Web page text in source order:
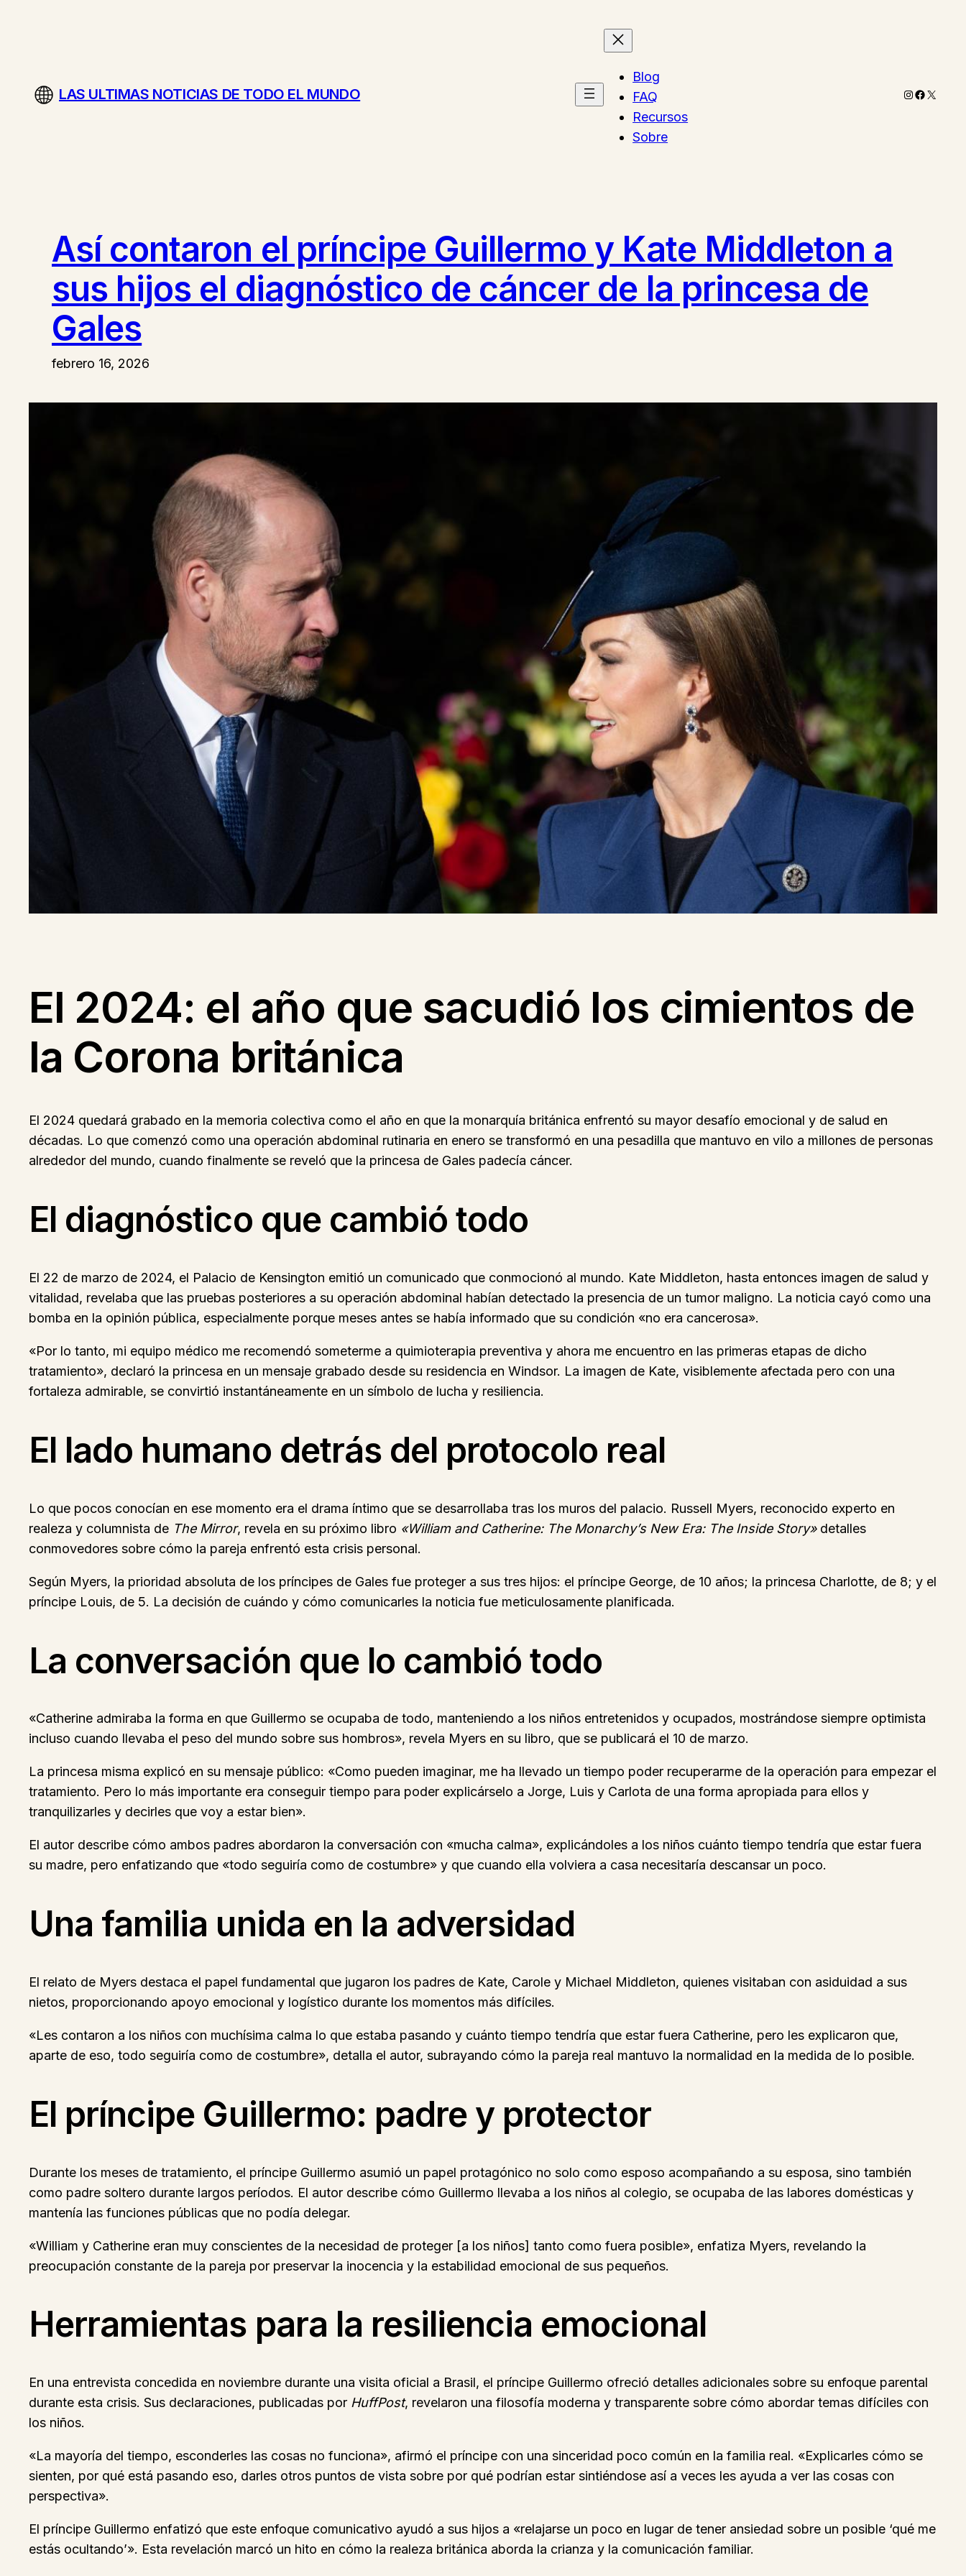
LAS ULTIMAS NOTICIAS DE TODO EL MUNDO
Blog
FAQ
Recursos
Sobre
Instagram
X
Así contaron el príncipe Guillermo y Kate Middleton a
sus hijos el diagnóstico de cáncer de la princesa de
Gales
febrero 16, 2026
El 2024: el año que sacudió los cimientos de
la Corona británica
El 2024 quedará grabado en la memoria colectiva como el año en que la monarquía británica enfrentó su mayor desafío emocional y de salud en
décadas. Lo que comenzó como una operación abdominal rutinaria en enero se transformó en una pesadilla que mantuvo en vilo a millones de personas
alrededor del mundo, cuando finalmente se reveló que la princesa de Gales padecía cáncer.
El diagnóstico que cambió todo
El 22 de marzo de 2024, el Palacio de Kensington emitió un comunicado que conmocionó al mundo. Kate Middleton, hasta entonces imagen de salud y
vitalidad, revelaba que las pruebas posteriores a su operación abdominal habían detectado la presencia de un tumor maligno. La noticia cayó como una
bomba en la opinión pública, especialmente porque meses antes se había informado que su condición «no era cancerosa».
«Por lo tanto, mi equipo médico me recomendó someterme a quimioterapia preventiva y ahora me encuentro en las primeras etapas de dicho
tratamiento», declaró la princesa en un mensaje grabado desde su residencia en Windsor. La imagen de Kate, visiblemente afectada pero con una
fortaleza admirable, se convirtió instantáneamente en un símbolo de lucha y resiliencia.
El lado humano detrás del protocolo real
Lo que pocos conocían en ese momento era el drama íntimo que se desarrollaba tras los muros del palacio. Russell Myers, reconocido experto en
realeza y columnista de The Mirror, revela en su próximo libro «William and Catherine: The Monarchy’s New Era: The Inside Story»detalles
conmovedores sobre cómo la pareja enfrentó esta crisis personal.
Según Myers, la prioridad absoluta de los príncipes de Gales fue proteger a sus tres hijos: el príncipe George, de 10 años; la princesa Charlotte, de 8; y el
príncipe Louis, de 5. La decisión de cuándo y cómo comunicarles la noticia fue meticulosamente planificada.
La conversación que lo cambió todo
«Catherine admiraba la forma en que Guillermo se ocupaba de todo, manteniendo a los niños entretenidos y ocupados, mostrándose siempre optimista
incluso cuando llevaba el peso del mundo sobre sus hombros», revela Myers en su libro, que se publicará el 10 de marzo.
La princesa misma explicó en su mensaje público: «Como pueden imaginar, me ha llevado un tiempo poder recuperarme de la operación para empezar el
tratamiento. Pero lo más importante era conseguir tiempo para poder explicárselo a Jorge, Luis y Carlota de una forma apropiada para ellos y
tranquilizarles y decirles que voy a estar bien».
El autor describe cómo ambos padres abordaron la conversación con «mucha calma», explicándoles a los niños cuánto tiempo tendría que estar fuera
su madre, pero enfatizando que «todo seguiría como de costumbre» y que cuando ella volviera a casa necesitaría descansar un poco.
Una familia unida en la adversidad
El relato de Myers destaca el papel fundamental que jugaron los padres de Kate, Carole y Michael Middleton, quienes visitaban con asiduidad a sus
nietos, proporcionando apoyo emocional y logístico durante los momentos más difíciles.
«Les contaron a los niños con muchísima calma lo que estaba pasando y cuánto tiempo tendría que estar fuera Catherine, pero les explicaron que,
aparte de eso, todo seguiría como de costumbre», detalla el autor, subrayando cómo la pareja real mantuvo la normalidad en la medida de lo posible.
El príncipe Guillermo: padre y protector
Durante los meses de tratamiento, el príncipe Guillermo asumió un papel protagónico no solo como esposo acompañando a su esposa, sino también
como padre soltero durante largos períodos. El autor describe cómo Guillermo llevaba a los niños al colegio, se ocupaba de las labores domésticas y
mantenía las funciones públicas que no podía delegar.
«William y Catherine eran muy conscientes de la necesidad de proteger [a los niños] tanto como fuera posible», enfatiza Myers, revelando la
preocupación constante de la pareja por preservar la inocencia y la estabilidad emocional de sus pequeños.
Herramientas para la resiliencia emocional
En una entrevista concedida en noviembre durante una visita oficial a Brasil, el príncipe Guillermo ofreció detalles adicionales sobre su enfoque parental
durante esta crisis. Sus declaraciones, publicadas por HuffPost, revelaron una filosofía moderna y transparente sobre cómo abordar temas difíciles con
los niños.
«La mayoría del tiempo, esconderles las cosas no funciona», afirmó el príncipe con una sinceridad poco común en la familia real. «Explicarles cómo se
sienten, por qué está pasando eso, darles otros puntos de vista sobre por qué podrían estar sintiéndose así a veces les ayuda a ver las cosas con
perspectiva».
El príncipe Guillermo enfatizó que este enfoque comunicativo ayudó a sus hijos a «relajarse un poco en lugar de tener ansiedad sobre un posible ‘qué me
estás ocultando’». Esta revelación marcó un hito en cómo la realeza británica aborda la crianza y la comunicación familiar.